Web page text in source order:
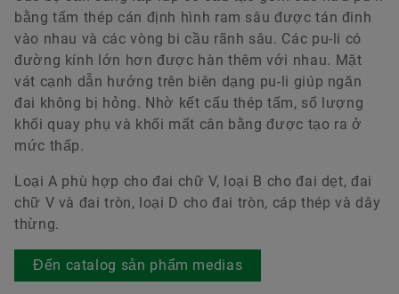
bằng tấm thép cán định hình ram sâu được tán đinh
vào nhau và các vòng bi cầu rãnh sâu. Các pu-li có
đường kính lớn hơn được hàn thêm với nhau. Mặt
vát cạnh dẫn hướng trên biên dạng pu-li giúp ngăn
đai không bị hỏng. Nhờ kết cấu thép tấm, số lượng
khối quay phụ và khối mất cân bằng được tạo ra ở
mức thấp.
Loại A phù hợp cho đai chữ V, loại B cho đai dẹt, đai
chữ V và đai tròn, loại D cho đai tròn, cáp thép và dây
thừng.
Đến catalog sản phẩm medias